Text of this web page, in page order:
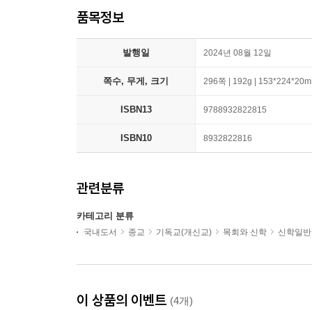
품목정보
발행일 2024년 08월 12일
쪽수, 무게, 크기 296쪽 | 192g |
ISBN13 9788932822815
ISBN10 8932822816
관련분류
카테고리 분류
국내도서 종교 기독교(개신교) 목회와 신학 신학일반
이 상품의 이벤트 (4개)